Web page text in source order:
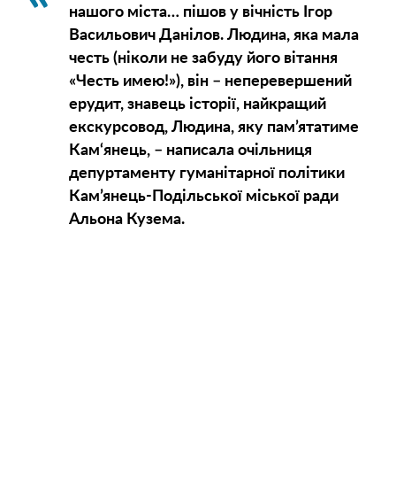
нашого міста… пішов у вічність Ігор
Васильович Данілов. Людина, яка мала
честь (ніколи не забуду його вітання
«Честь имею!»), він – неперевершений
ерудит, знавець історії, найкращий
екскурсовод, Людина, яку пам’ятатиме
Кам‘янець, – написала очільниця
депуртаменту гуманітарної політики
Кам’янець-Подільської міської ради
Альона Кузема.